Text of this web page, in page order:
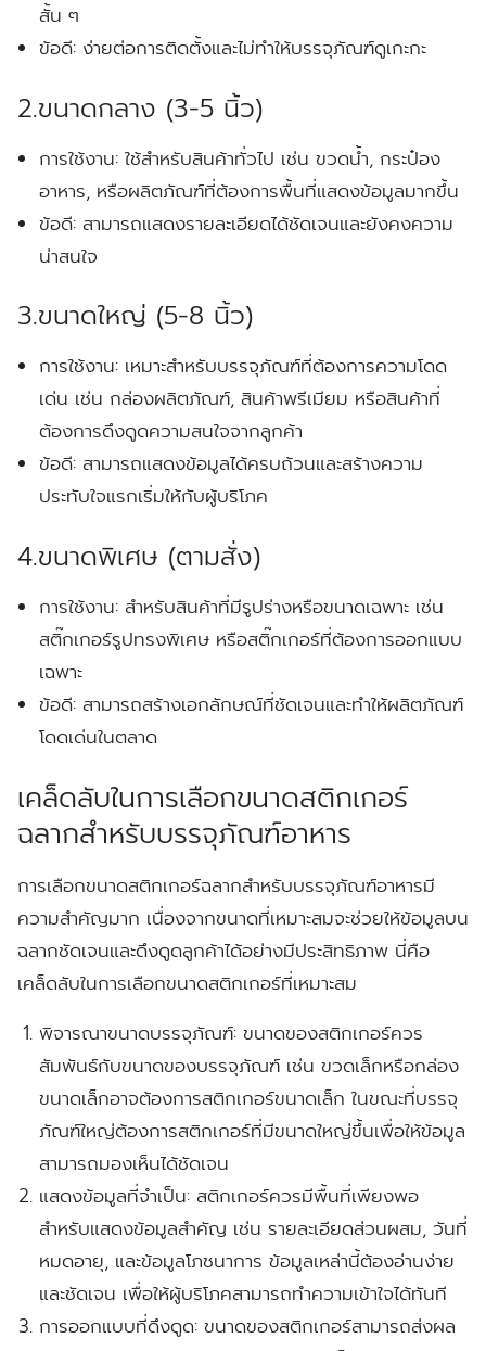
สั้น ๆ
ข้อดี: ง่ายต่อการติดตั้งและไม่ทำให้บรรจุภัณฑ์ดูเกะกะ
2.ขนาดกลาง (3-5 นิ้ว)
การใช้งาน: ใช้สำหรับสินค้าทั่วไป เช่น ขวดน้ำ, กระป๋อง
อาหาร, หรือผลิตภัณฑ์ที่ต้องการพื้นที่แสดงข้อมูลมากขึ้น
ข้อดี: สามารถแสดงรายละเอียดได้ชัดเจนและยังคงความ
น่าสนใจ
3.ขนาดใหญ่ (5-8 นิ้ว)
การใช้งาน: เหมาะสำหรับบรรจุภัณฑ์ที่ต้องการความโดด
เด่น เช่น กล่องผลิตภัณฑ์, สินค้าพรีเมียม หรือสินค้าที่
ต้องการดึงดูดความสนใจจากลูกค้า
ข้อดี: สามารถแสดงข้อมูลได้ครบถ้วนและสร้างความ
ประทับใจแรกเริ่มให้กับผู้บริโภค
4.ขนาดพิเศษ (ตามสั่ง)
การใช้งาน: สำหรับสินค้าที่มีรูปร่างหรือขนาดเฉพาะ เช่น
สติ๊กเกอร์รูปทรงพิเศษ หรือสติ๊กเกอร์ที่ต้องการออกแบบ
เฉพาะ
ข้อดี: สามารถสร้างเอกลักษณ์ที่ชัดเจนและทำให้ผลิตภัณฑ์
โดดเด่นในตลาด
เคล็ดลับในการเลือกขนาดสติกเกอร์
ฉลากสำหรับบรรจุภัณฑ์อาหาร
การเลือกขนาดสติกเกอร์ฉลากสำหรับบรรจุภัณฑ์อาหารมี
ความสำคัญมาก เนื่องจากขนาดที่เหมาะสมจะช่วยให้ข้อมูลบน
ฉลากชัดเจนและดึงดูดลูกค้าได้อย่างมีประสิทธิภาพ นี่คือ
เคล็ดลับในการเลือกขนาดสติกเกอร์ที่เหมาะสม
พิจารณาขนาดบรรจุภัณฑ์:ขนาดของสติกเกอร์ควร
สัมพันธ์กับขนาดของบรรจุภัณฑ์ เช่น ขวดเล็กหรือกล่อง
ขนาดเล็กอาจต้องการสติกเกอร์ขนาดเล็ก ในขณะที่บรรจุ
ภัณฑ์ใหญ่ต้องการสติกเกอร์ที่มีขนาดใหญ่ขึ้นเพื่อให้ข้อมูล
สามารถมองเห็นได้ชัดเจน
แสดงข้อมูลที่จำเป็น: สติกเกอร์ควรมีพื้นที่เพียงพอ
สำหรับแสดงข้อมูลสำคัญ เช่น รายละเอียดส่วนผสม, วันที่
หมดอายุ, และข้อมูลโภชนาการ ข้อมูลเหล่านี้ต้องอ่านง่าย
และชัดเจน เพื่อให้ผู้บริโภคสามารถทำความเข้าใจได้ทันที
การออกแบบที่ดึงดูด: ขนาดของสติกเกอร์สามารถส่งผล